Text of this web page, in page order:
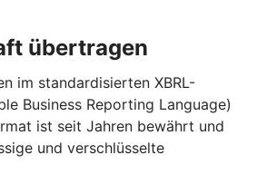
übertragen
im standardisierten XBRL-
Business Reporting Language)
ist seit Jahren bewährt und
und verschlüsselte